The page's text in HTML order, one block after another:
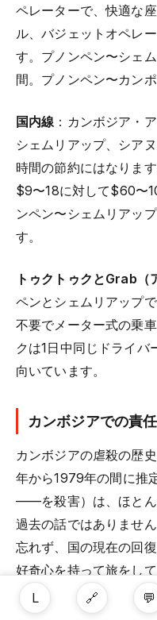
ペレーターで、快適な
ル、バジェットオペレ
す。プノンペン〜シェ
間。プノンペン〜カン
国内線 ：カンボジア・
シェムリアップ、シア
時間の節約にはなりま
$9〜18に対して$60〜
ンペン〜シェムリアッ
す。
トゥクトゥクとGrab（
ペンとシェムリアップ
不要でメーター式の乗
クは1日中同じドライバ
向いています。
カンボジアでの責
カンボジアの虐殺の歴
年から1979年の間に
——を殺害）は、ほとん
過去の話ではありませ
忘れず、国の現在の回
好奇心を持って旅をして
孤児院訪問 ：避け
L 🔗 💬